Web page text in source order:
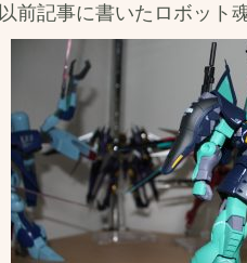
以前記事に書いたロボット